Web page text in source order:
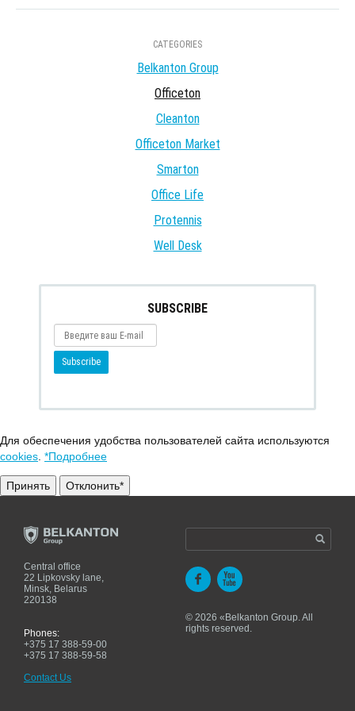
CATEGORIES
Belkanton Group
Officeton
Cleanton
Officeton Market
Smarton
Office Life
Protennis
Well Desk
SUBSCRIBE
Для обеспечения удобства пользователей сайта используются
cookies *Подробнее
Принять Отклонить*
Central office
22 Lipkovsky lane,
Minsk, Belarus
220138
Phones:
+375 17 388-59-00
+375 17 388-59-58
Contact Us
© 2026 «Belkanton Group. All
rights reserved.